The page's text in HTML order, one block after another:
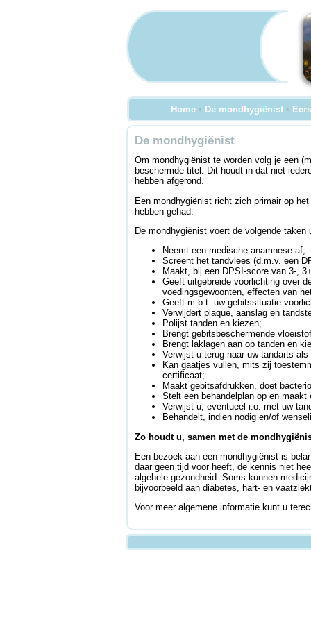
Home • De mondhygiënist •
De mondhygiënist
Om mondhygiënist te worden volg je een
beschermde titel. Dit houdt in dat niet
hebben afgerond.
Een mondhygiënist richt zich primair op
hebben gehad.
De mondhygiënist voert de volgende taken
Neemt een medische anamnese af;
Screent het tandvlees (d.m.v. een
Maakt, bij een DPSI-score van 3-,
Geeft uitgebreide voorlichting over
voedingsgewoonten, effecten van
Geeft m.b.t. uw gebitssituatie
Verwijdert plaque, aanslag en
Polijst tanden en kiezen;
Brengt gebitsbeschermende
Brengt laklagen aan op tanden en
Verwijst u terug naar uw tandarts
Kan gaatjes vullen, mits zij
certificaat;
Maakt gebitsafdrukken, doet
Stelt een behandelplan op en maakt
Verwijst u, eventueel i.o. met uw
Behandelt, indien nodig en/of
Zo houdt u, samen met de
Een bezoek aan een mondhygiënist is
daar geen tijd voor heeft, de kennis niet
algehele gezondheid. Soms kunnen
bijvoorbeeld aan diabetes, hart- en
Voor meer algemene informatie kunt u